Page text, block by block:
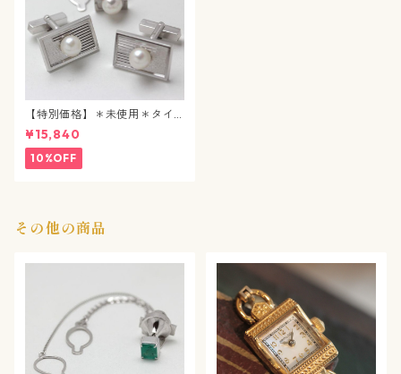
【特別価格】＊未使用＊タイ
タック&カフスボタン / パール
/ j92
¥15,840
10%OFF
その他の商品